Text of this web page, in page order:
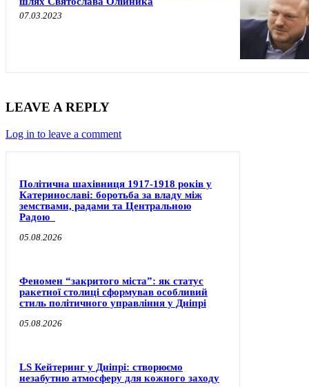
07.03.2023
LEAVE A REPLY
Log in to leave a comment
Політична шахівниця 1917-1918 років у
Катеринославі: боротьба за владу між
земствами, радами та Центральною
Радою
05.08.2026
Феномен “закритого міста”: як статус
ракетної столиці сформував особливий
стиль політичного управління у Дніпрі
05.08.2026
LS Кейтеринг у Дніпрі: створюємо
незабутню атмосферу для кожного заходу